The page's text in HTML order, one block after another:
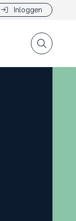
Inloggen